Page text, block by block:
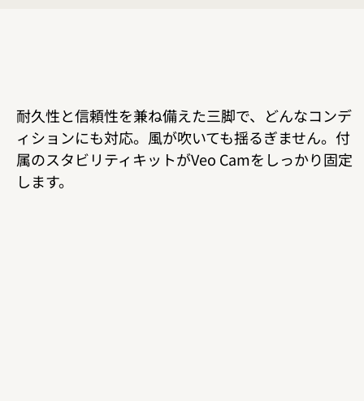
耐久性と信頼性を兼ね備えた三脚で、どんなコンデ
ィションにも対応。風が吹いても揺るぎません。付
属のスタビリティキットがVeo Camをしっかり固定
します。